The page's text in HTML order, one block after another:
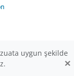
uygun şekilde
×